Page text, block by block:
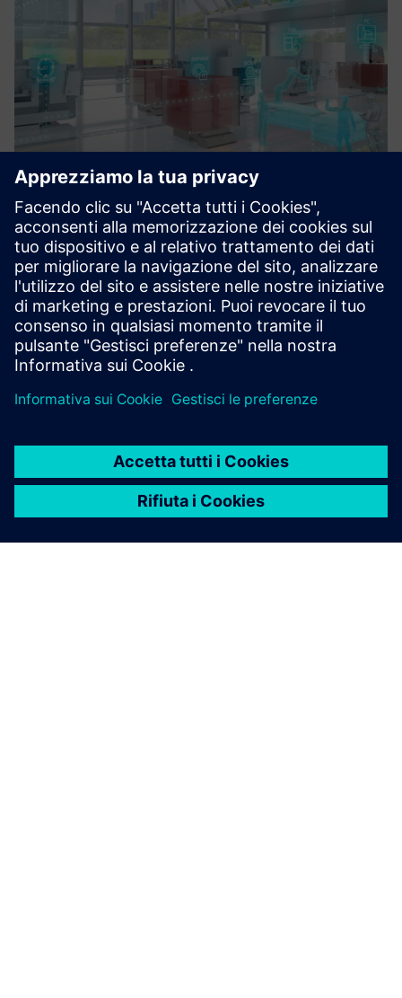
EDAG PS Universal
EPSU is a modular automation platform enabling fast
integration, protocol support, and scalable control with
Siemens Xcelerator.
Scopri di più